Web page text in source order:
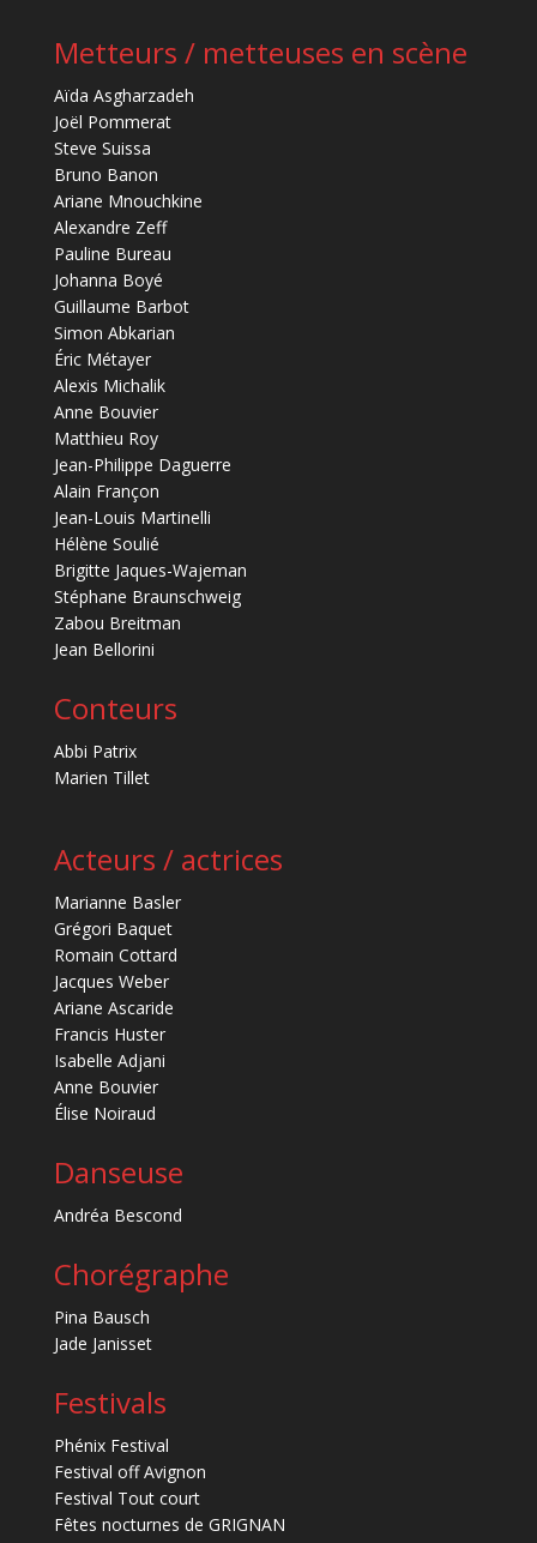
Metteurs / metteuses en scène
Aïda Asgharzadeh
Joël Pommerat
Steve Suissa
Bruno Banon
Ariane Mnouchkine
Alexandre Zeff
Pauline Bureau
Johanna Boyé
Guillaume Barbot
Simon Abkarian
Éric Métayer
Alexis Michalik
Anne Bouvier
Matthieu Roy
Jean-Philippe Daguerre
Alain Françon
Jean-Louis Martinelli
Hélène Soulié
Brigitte Jaques-Wajeman
Stéphane Braunschweig
Zabou Breitman
Jean Bellorini
Conteurs
Abbi Patrix
Marien Tillet
Acteurs / actrices
Marianne Basler
Grégori Baquet
Romain Cottard
Jacques Weber
Ariane Ascaride
Francis Huster
Isabelle Adjani
Anne Bouvier
Élise Noiraud
Danseuse
Andréa Bescond
Chorégraphe
Pina Bausch
Jade Janisset
Festivals
Phénix Festival
Festival off Avignon
Festival Tout court
Fêtes nocturnes de GRIGNAN